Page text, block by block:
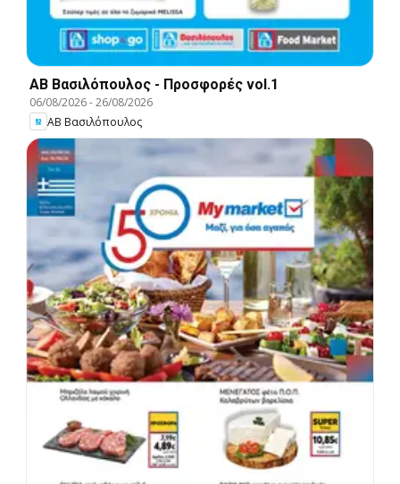
ΑΒ Βασιλόπουλος - Προσφορές vol.1
06/08/2026-26/08/2026
ΑΒ Βασιλόπουλος